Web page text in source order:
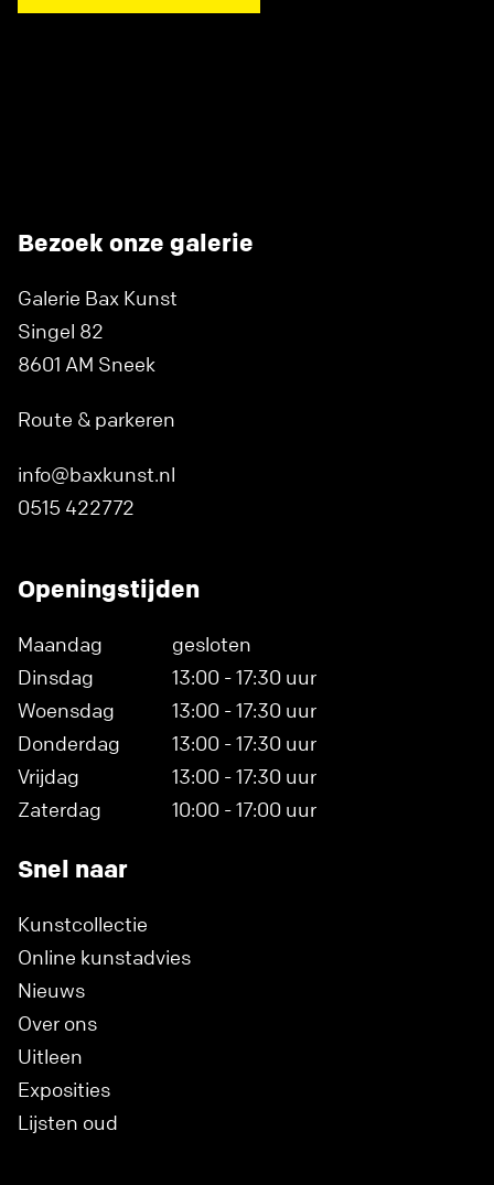
Bezoek onze galerie
Galerie Bax Kunst
Singel 82
8601 AM Sneek
Route & parkeren
info@baxkunst.nl
0515 422772
Openingstijden
Maandag
gesloten
Dinsdag
13:00 - 17:30 uur
Woensdag
13:00 - 17:30 uur
Donderdag
13:00 - 17:30 uur
Vrijdag
13:00 - 17:30 uur
Zaterdag
10:00 - 17:00 uur
Snel naar
Kunstcollectie
Online kunstadvies
Nieuws
Over ons
Uitleen
Exposities
Lijsten oud